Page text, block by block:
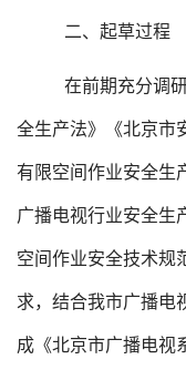
二、起草过程
在前期充分调
全生产法》《北京市
有限空间作业安全生
广播电视行业安全生
空间作业安全技术规
求，结合我市广播电
成《北京市广播电视